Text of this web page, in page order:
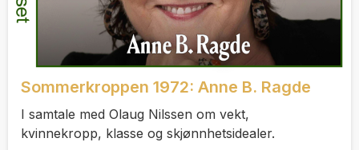
Sommerkroppen 1972: Anne B. Ragde
I samtale med Olaug Nilssen om vekt,
kvinnekropp, klasse og skjønnhetsidealer.